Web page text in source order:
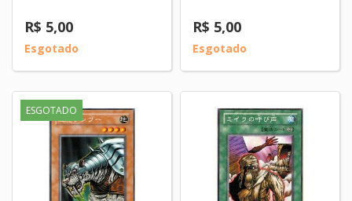
R$ 5,00
Esgotado
R$ 5,00
Esgotado
ESGOTADO